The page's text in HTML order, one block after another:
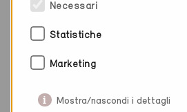
Realizzazione
Involucro dell'edificio, facciata, tetto
0 Edifici Minergie (0 Certificati)
Necessari
Statistiche
Marketing
Mostra/nascondi i dettagli